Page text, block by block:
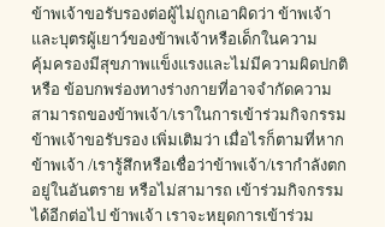
ข้าพเจ้าขอรับรองต่อผู้ไม่ถูกเอาผิดว่า ข้าพเจ้า
และบุตรผู้เยาว์ของข้าพเจ้าหรือเด็กในความ
คุ้มครองมีสุขภาพแข็งแรงและไม่มีความผิดปกติ
หรือ ข้อบกพร่องทางร่างกายที่อาจจํากัดความ
สามารถของข้าพเจ้า/เราในการเข้าร่วมกิจกรรม
ข้าพเจ้าขอรับรอง เพิ่มเติมว่า เมื่อไรก็ตามที่หาก
ข้าพเจ้า /เรารู้สึกหรือเชื่อว่าข้าพเจ้า/เรากําลังตก
อยู่ในอันตราย หรือไม่สามารถ เข้าร่วมกิจกรรม
ได้อีกต่อไป ข้าพเจ้า เราจะหยุดการเข้าร่วม